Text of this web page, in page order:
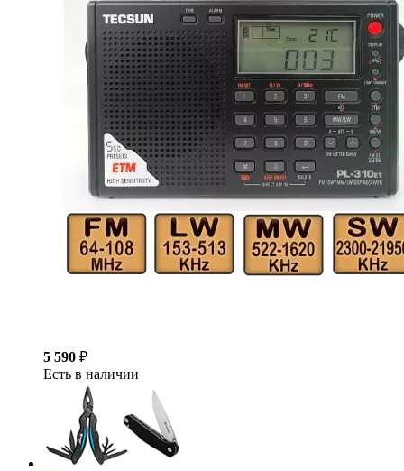
5 590 ₽
Есть в наличии